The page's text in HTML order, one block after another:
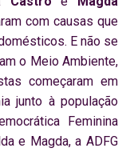
com causas que
E não se
o Meio Ambiente,
começaram em
junto à população
Feminina
e Magda, a ADFG